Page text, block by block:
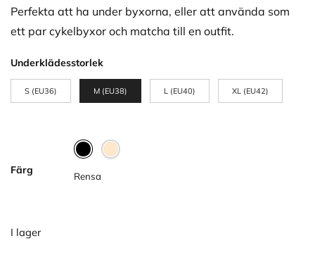
Perfekta att ha under byxorna, eller att använda som
ett par cykelbyxor och matcha till en outfit.
Underklädesstorlek
S (EU36) M (EU38) L (EU40) XL (EU42)
Färg Rensa
I lager